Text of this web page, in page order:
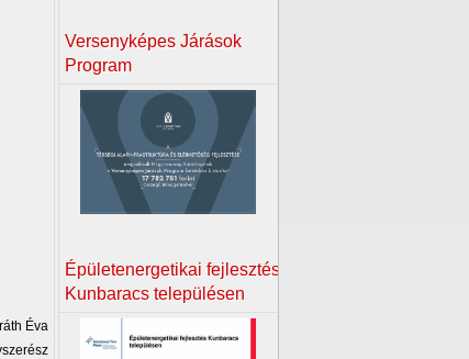
Éva
Versenyképes Járások
Program
Épületenergetikai fejlesztés
Kunbaracs településen